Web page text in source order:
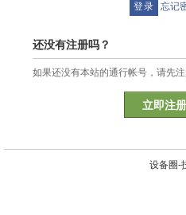
忘记
还没有注册吗？
如果还没有本站的通行帐号，请先
立即注册
设备圈-